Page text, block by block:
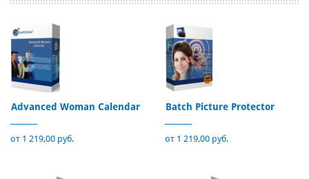
Advanced Woman Calendar
от 1 219,00 руб.
Batch Picture Protector
от 1 219,00 руб.